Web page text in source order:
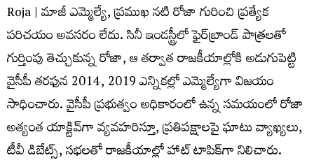
Roja | మాజీ ఎమ్మెల్యే, ప్రముఖ నటి రోజా గురించి ప్రత్యేక
పరిచయం అవసరం లేదు. సినీ ఇండస్ట్రీలో ఫైర్‌బ్రాండ్ పాత్రలతో
గుర్తింపు తెచ్చుకున్న రోజా, ఆ తర్వాత రాజకీయాల్లోకి అడుగుపెట్టి
వైసీపీ తరఫున 2014, 2019 ఎన్నికల్లో ఎమ్మెల్యేగా విజయం
సాధించారు. వైసీపీ ప్రభుత్వం అధికారంలో ఉన్న సమయంలో రోజా
అత్యంత యాక్టివ్‌గా వ్యవహరిస్తూ, ప్రతిపక్షాలపై ఘాటు వ్యాఖ్యలు,
టీవీ డిబేట్స్, సభలతో రాజకీయాల్లో హాట్ టాపిక్‌గా నిలిచారు.